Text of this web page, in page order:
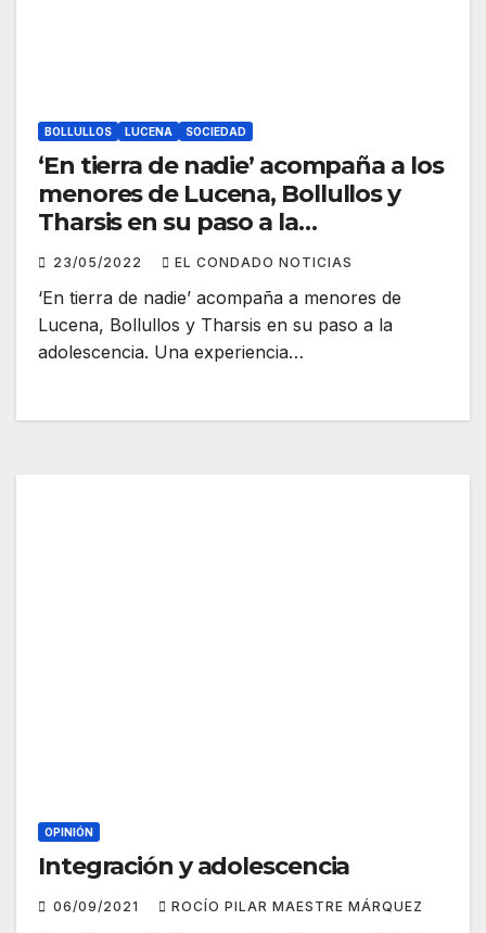
BOLLULLOS LUCENA SOCIEDAD
‘En tierra de nadie’ acompaña a los
menores de Lucena, Bollullos y
Tharsis en su paso a la
adolescencia
23/05/2022 EL CONDADO NOTICIAS
‘En tierra de nadie’ acompaña a menores de
Lucena, Bollullos y Tharsis en su paso a la
adolescencia. Una experiencia…
OPINIÓN
Integración y adolescencia
06/09/2021 ROCÍO PILAR MAESTRE MÁRQUEZ